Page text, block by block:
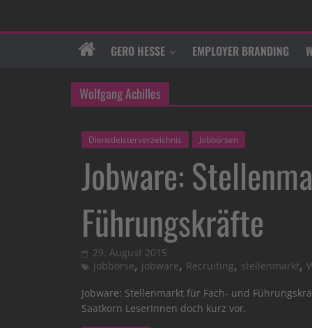
GERO HESSE EMPLOYER BRANDING
Wolfgang Achilles
Dienstleisterverzeichnis Jobbörsen
Jobware:
Führungskräfte
29. August 2015
jobbörse, jobware, Recruiting, stellenmarkt,
Jobware: Stellenmarkt für Fach- und
Saatkorn LeserInnen doch kurz vor.